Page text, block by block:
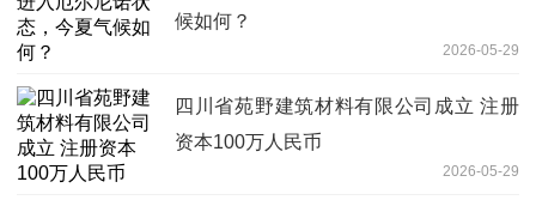
候如何？
2026-05-29
四川省苑野建筑材料有限公司成立 注册
资本100万人民币
2026-05-29